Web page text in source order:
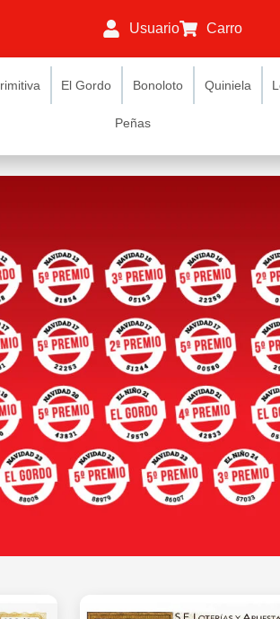
Usuario Carro
El Gordo Bonoloto Quiniela
Peñas